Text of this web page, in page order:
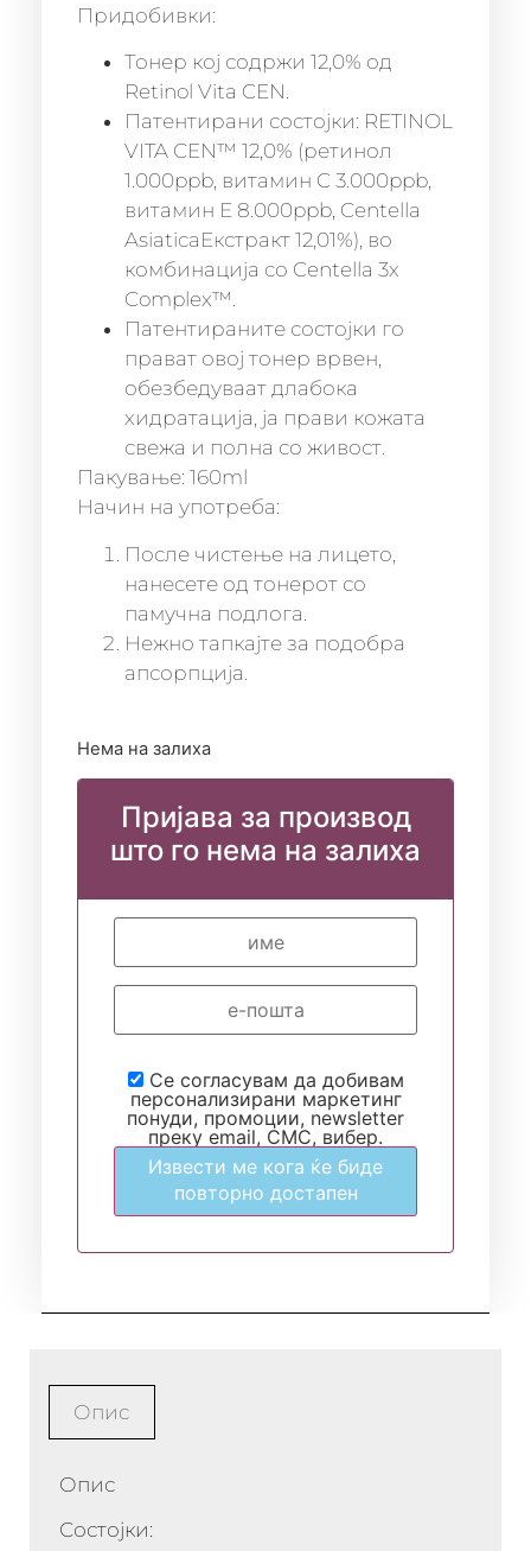
Придобивки:
Тонер кој содржи 12,0% од
Retinol Vita CEN.
Патентирани состојки: RETINOL
VITA CEN™ 12,0% (ретинол
1.000ppb, витамин C 3.000ppb,
витамин Е 8.000ppb, Centella
AsiaticaЕкстракт 12,01%), во
комбинација со Centella 3x
Complex™.
Патентираните состојки го
прават овој тонер врвен,
обезбедуваат длабока
хидратација, ја прави кожата
свежа и полна со живост.
Пакување: 160ml
Начин на употреба:
После чистење на лицето,
нанесете од тонерот со
памучна подлога.
Нежно тапкајте за подобра
апсорпција.
Нема на залиха
Пријава за производ
што го нема на залиха
Се согласувам да добивам
персонализирани маркетинг
понуди, промоции, newsletter
преку email, СМС, вибер.
Извести ме кога ќе биде
повторно достапен
Опис
Опис
Состојки: